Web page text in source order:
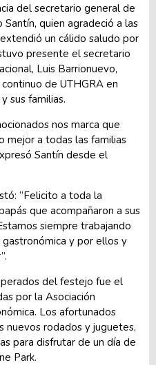
del secretario general de
quien agradeció a las
un cálido saludo por
presente el secretario
Luis Barrionuevo,
de UTHGRA en
sus familias.
nos marca que
mejor a todas las familias
Santín desde el
“Felicito a toda la
que acompañaron a sus
siempre trabajando
y por ellos y
del festejo fue el
por la Asociación
Los afortunados
nuevos rodados y juguetes,
para disfrutar de un día de
Park.